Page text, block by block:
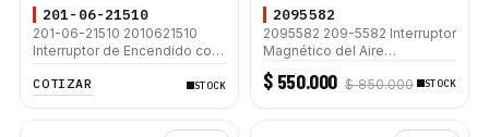
201-06-21510
201-06-21510 2010621510
Interruptor de Encendido con
PC400 PC450 WA500
COTIZAR STOCK
2095582
2095582 209-5582 Interruptor
Magnético del Aire
Acondicionado 24V para
Caterpillar 312D 315D L 325D
$ 550.000 $ 850.000 STOCK